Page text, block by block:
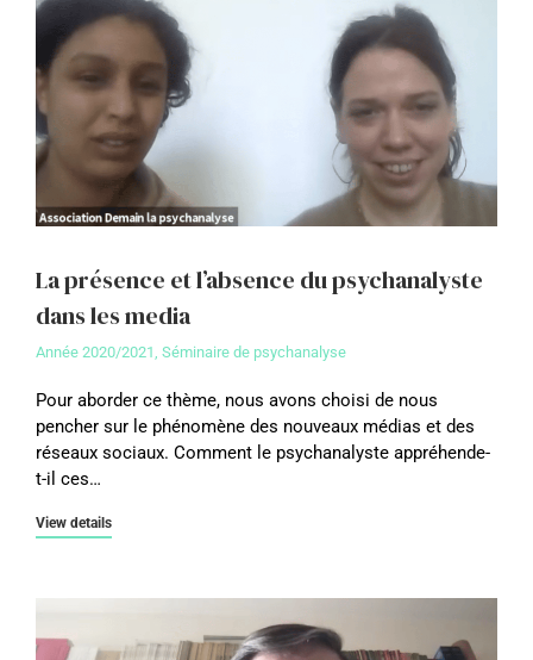
La présence et l’absence du psychanalyste
dans les media
Année 2020/2021 Séminaire de psychanalyse
Pour aborder ce thème, nous avons choisi de nous
pencher sur le phénomène des nouveaux médias et des
réseaux sociaux. Comment le psychanalyste appréhende-
t-il ces…
View details